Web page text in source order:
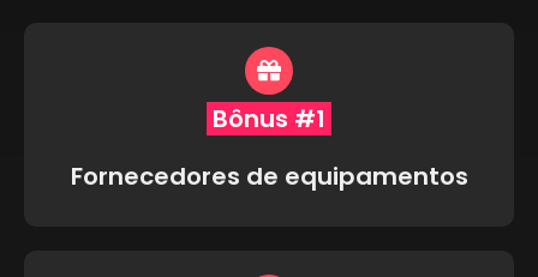
Bônus #1
Fornecedores de equipamentos